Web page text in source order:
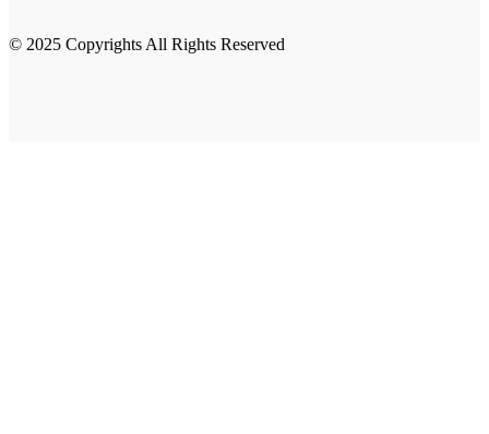
© 2025 Copyrights All Rights Reserved